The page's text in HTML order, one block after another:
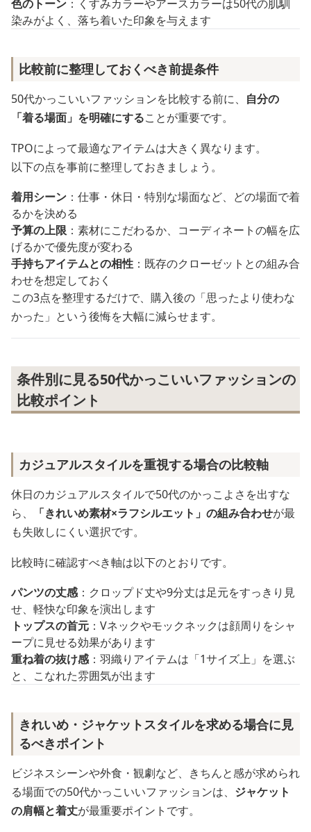
色のトーン ：くすみカラーやアースカラーは50代の肌馴
染みがよく、落ち着いた印象を与えます
比較前に整理しておくべき前提条件
50代かっこいいファッションを比較する前に、 自分の
「着る場面」を明確にすることが重要です。
TPOによって最適なアイテムは大きく異なります。
以下の点を事前に整理しておきましょう。
着用シーン ：仕事・休日・特別な場面など、どの場面で着
るかを決める
予算の上限 ：素材にこだわるか、コーディネートの幅を広
げるかで優先度が変わる
手持ちアイテムとの相性 ：既存のクローゼットとの組み合
わせを想定しておく
この3点を整理するだけで、購入後の「思ったより使わな
かった」という後悔を大幅に減らせます。
条件別に見る50代かっこいいファッションの
比較ポイント
カジュアルスタイルを重視する場合の比較軸
休日のカジュアルスタイルで50代のかっこよさを出すな
ら、
「きれいめ素材×ラフシルエット」の組み合わせが最
も失敗しにくい選択です。
比較時に確認すべき軸は以下のとおりです。
パンツの丈感：クロップド丈や9分丈は足元をすっきり見
せ、軽快な印象を演出します
トップスの首元 ：Vネックやモックネックは顔周りをシャ
ープに見せる効果があります
重ね着の抜け感：羽織りアイテムは「1サイズ上」を選ぶ
と、こなれた雰囲気が出ます
きれいめ・ジャケットスタイルを求める場合に見
るべきポイント
ビジネスシーンや外食・観劇など、きちんと感が求められ
る場面での50代かっこいいファッションは、 ジャケット
の肩幅と着丈が最重要ポイントです。